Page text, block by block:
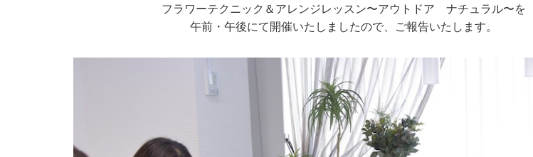
フラワーテクニック＆アレンジレッスン〜アウトドア ナチュラル〜を
午前・午後にて開催いたしましたので、ご報告いたします。